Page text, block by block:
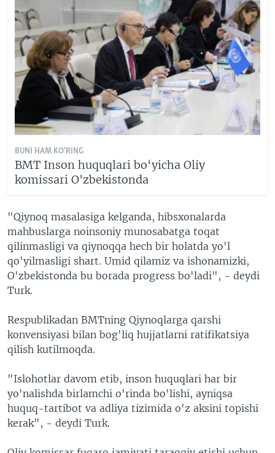
BUNI HAM KO'RING
BMT Inson huquqlari bo‘yicha Oliy
komissari O'zbekistonda
"Qiynoq masalasiga kelganda, hibsxonalarda
mahbuslarga noinsoniy munosabatga toqat
qilinmasligi va qiynoqqa hech bir holatda yo'l
qo'yilmasligi shart. Umid qilamiz va ishonamizki,
O'zbekistonda bu borada progress bo'ladi", - deydi
Turk.
Respublikadan BMTning Qiynoqlarga qarshi
konvensiyasi bilan bog'liq hujjatlarni ratifikatsiya
qilish kutilmoqda.
"Islohotlar davom etib, inson huquqlari har bir
yo'nalishda birlamchi o'rinda bo'lishi, ayniqsa
huquq-tartibot va adliya tizimida o'z aksini topishi
kerak", - deydi Turk.